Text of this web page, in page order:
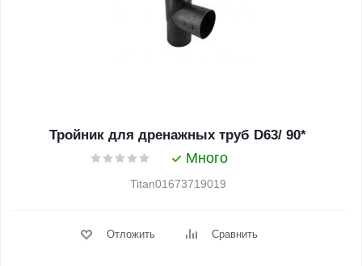
Тройник для дренажных труб D63/ 90*
Много
Titan01673719019
Отложить Сравнить